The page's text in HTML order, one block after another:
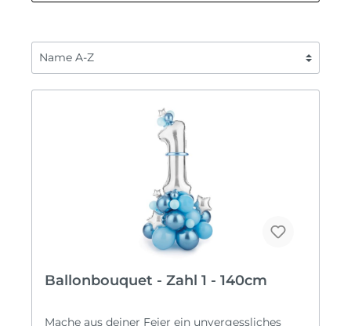
Ballonbouquet - Zahl 1 - 140cm
Mache aus deiner Feier ein unvergessliches